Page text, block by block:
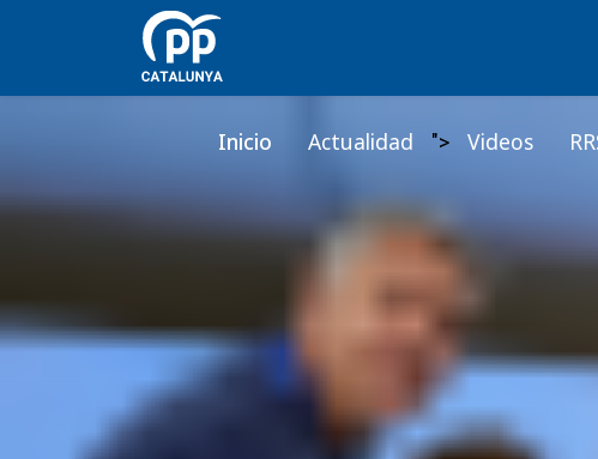
Inicio Actualidad "> Videos